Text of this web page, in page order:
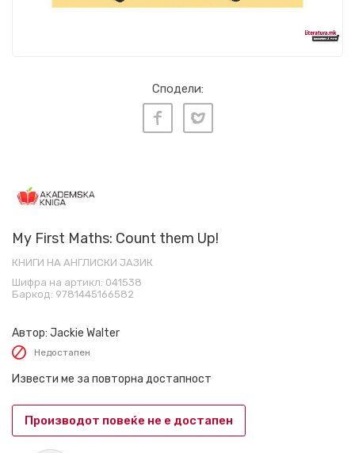
Сподели:
My First Maths: Count them Up!
КНИГИ НА АНГЛИСКИ ЈАЗИК
Шифра на артикл: 041538
Баркод: 9781445166582
Автор: Jackie Walter
Недостапен
Извести ме за повторна достапност
Производот повеќе не е достапен